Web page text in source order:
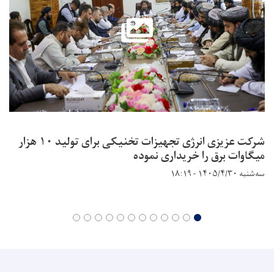
شرکت عزیزی انرژی تجهیزات تخنیکی برای تولید ۱۰ هزار
میگاوات برق را خریداری نموده
سه‌شنبه ۱۴۰۵/۴/۳۰ - ۱۸:۱۹